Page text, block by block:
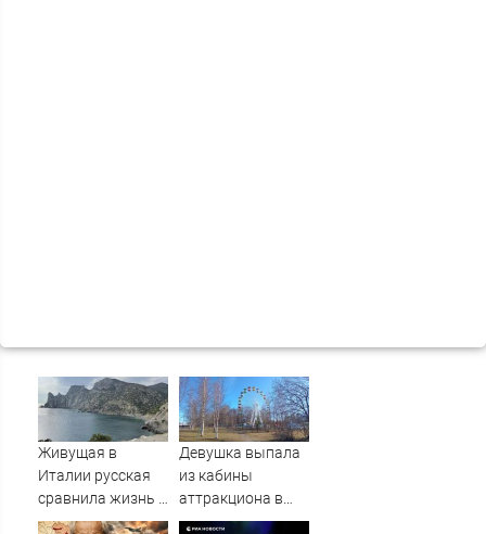
Живущая в
Италии русская
сравнила жизнь в
Европе и в Крыму
Девушка выпала
из кабины
аттракциона в
российском